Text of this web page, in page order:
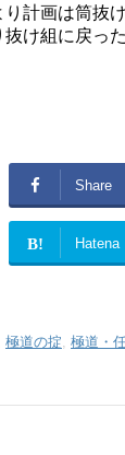
計画は筒抜
け組に戻っ
Share
B! Hatena
極道の掟, 極道・